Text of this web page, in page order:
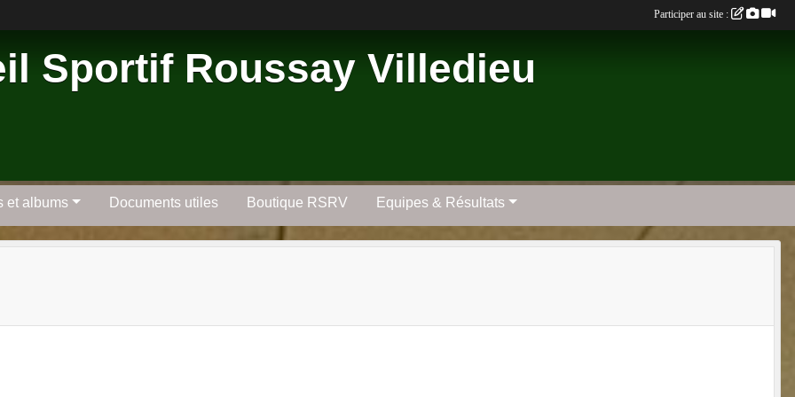
Sportif Roussay Villedieu
et albums Documents utiles Boutique RSRV Equipes & Résultats
Participer au site :